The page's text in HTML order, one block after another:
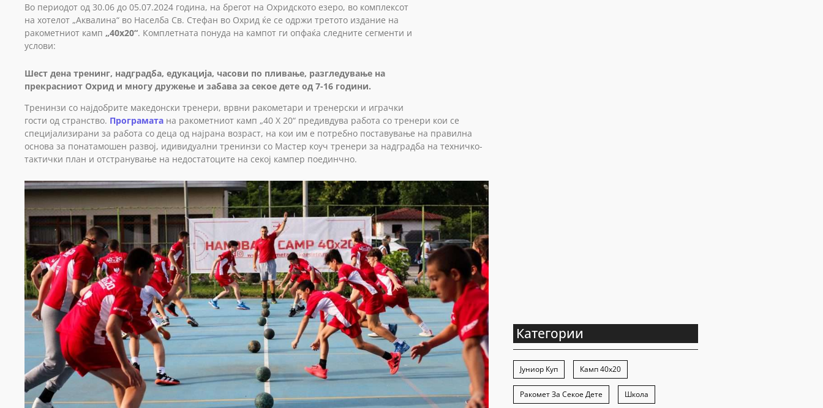
Во периодот од 30.06 до 05.07.2024 година, на брегот на Охридското езеро, во комплексот
на хотелот „Аквалина“ во Населба Св. Стефан во Охрид ќе се одржи третото издание на
ракометниот камп „40х20“. Комплетната понуда на кампот ги опфаќа следните сегменти и
услови:
Шест дена тренинг, надградба, едукација, часови по пливање, разгледување на
прекрасниот Охрид и многу дружење и забава за секое дете од 7-16 години.
Тренинзи со најдобрите македонски тренери, врвни ракометари и тренерски и играчки
гости од странство. Програмата на ракометниот камп „40 Х 20“ предивдува работа со тренери кои се
специјализирани за работа со деца од најрана возраст, на кои им е потребно поставување на правилна
основа за понатамошен развој, идивидуални тренинзи со Мастер коуч тренери за надградба на техничко-
тактички план и отстранување на недостатоците на секој кампер поединчно.
Категории
Јуниор Куп Камп 40х20
Ракомет За Секое Дете Школа